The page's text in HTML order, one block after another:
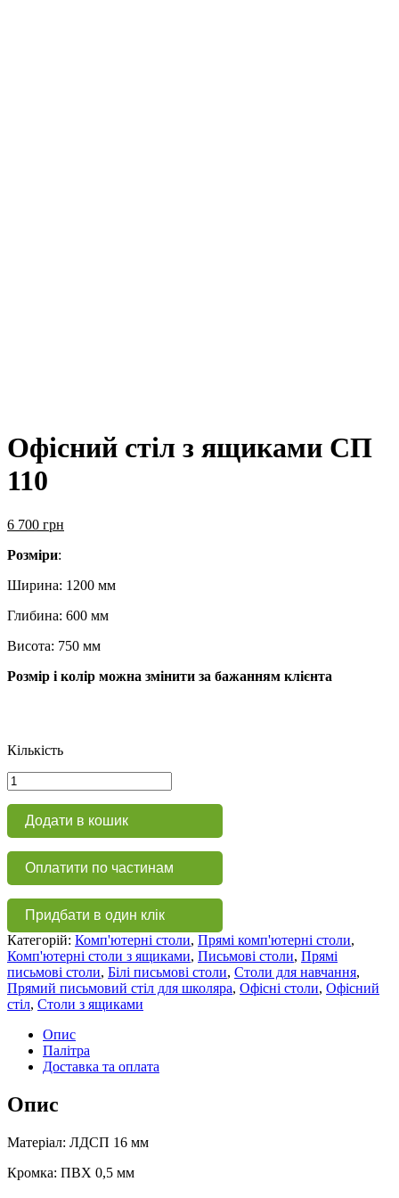
Офісний стіл з ящиками СП
110
6 700 грн
Розміри:
Ширина: 1200 мм
Глибина: 600 мм
Висота: 750 мм
Розмір і колір можна змінити за бажанням клієнта
Кількість
Офісний
стіл
з
ящиками
СП
110
кількість
Додати в кошик
Оплатити по частинам
Придбати в один клік
Категорій: Комп'ютерні столи, Прямі комп'ютерні столи,
Комп'ютерні столи з ящиками, Письмові столи, Прямі
письмові столи, Білі письмові столи, Столи для навчання,
Прямий письмовий стіл для школяра, Офісні столи, Офісний
стіл, Столи з ящиками
Опис
Палітра
Доставка та оплата
Опис
Матеріал: ЛДСП 16 мм
Кромка: ПВХ 0,5 мм